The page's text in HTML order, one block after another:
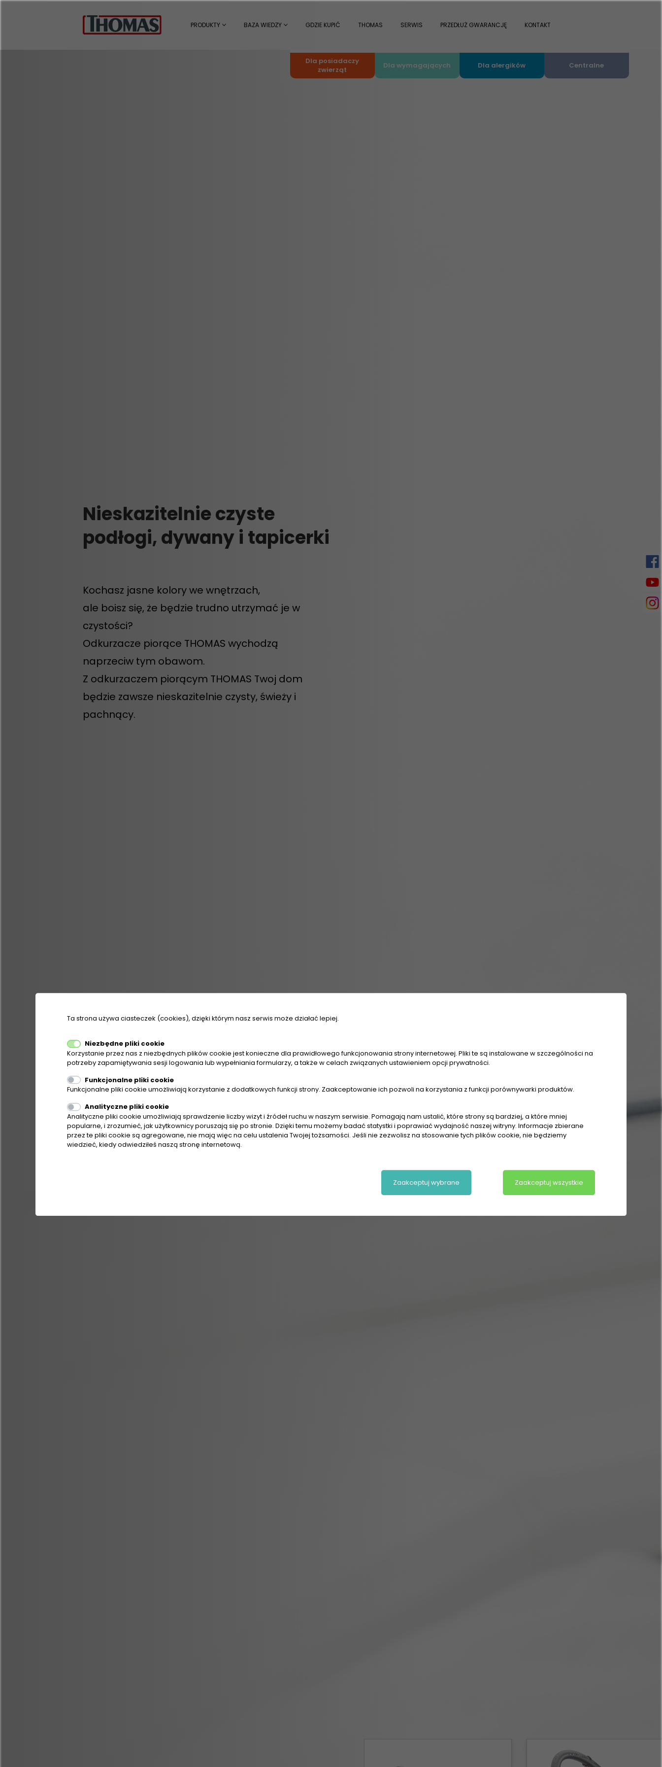
PRODUKTY BAZA WIEDZY GDZIE KUPIĆ THOMAS SERWIS PRZEDŁUŻ GWARANCJĘ KONTAKT
Dla posiadaczy
zwierząt
Dla wymagających Dla alergików Centralne
Nieskazitelnie czyste
podłogi, dywany i tapicerki
Kochasz jasne kolory we wnętrzach,
ale boisz się, że będzie trudno utrzymać je w
czystości?
Odkurzacze piorące THOMAS wychodzą
naprzeciw tym obawom.
Z odkurzaczem piorącym THOMAS Twoj dom
będzie zawsze nieskazitelnie czysty, świeży i
pachnący.
SZCZEGÓŁY
Ta strona używa ciasteczek (cookies), dzięki którym nasz serwis może działać lepiej.
Niezbędne pliki cookie
Korzystanie przez nas z niezbędnych plików cookie jest konieczne dla prawidłowego funkcjonowania strony internetowej. Pliki te są instalowane w szczególności na
potrzeby zapamiętywania sesji logowania lub wypełniania formularzy, a także w celach związanych ustawieniem opcji prywatności.
Funkcjonalne pliki cookie
Funkcjonalne pliki cookie umożliwiają korzystanie z dodatkowych funkcji strony. Zaakceptowanie ich pozwoli na korzystania z funkcji porównywarki produktów.
Analityczne pliki cookie
Analityczne pliki cookie umożliwiają sprawdzenie liczby wizyt i źródeł ruchu w naszym serwisie. Pomagają nam ustalić, które strony są bardziej, a które mniej
popularne, i zrozumieć, jak użytkownicy poruszają się po stronie. Dzięki temu możemy badać statystki i poprawiać wydajność naszej witryny. Informacje zbierane
przez te pliki cookie są agregowane, nie mają więc na celu ustalenia Twojej tożsamości. Jeśli nie zezwolisz na stosowanie tych plików cookie, nie będziemy
wiedzieć, kiedy odwiedziłeś naszą stronę internetową.
Zaakceptuj wybrane Zaakceptuj wszystkie